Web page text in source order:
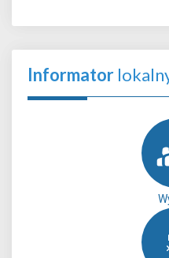
Informator